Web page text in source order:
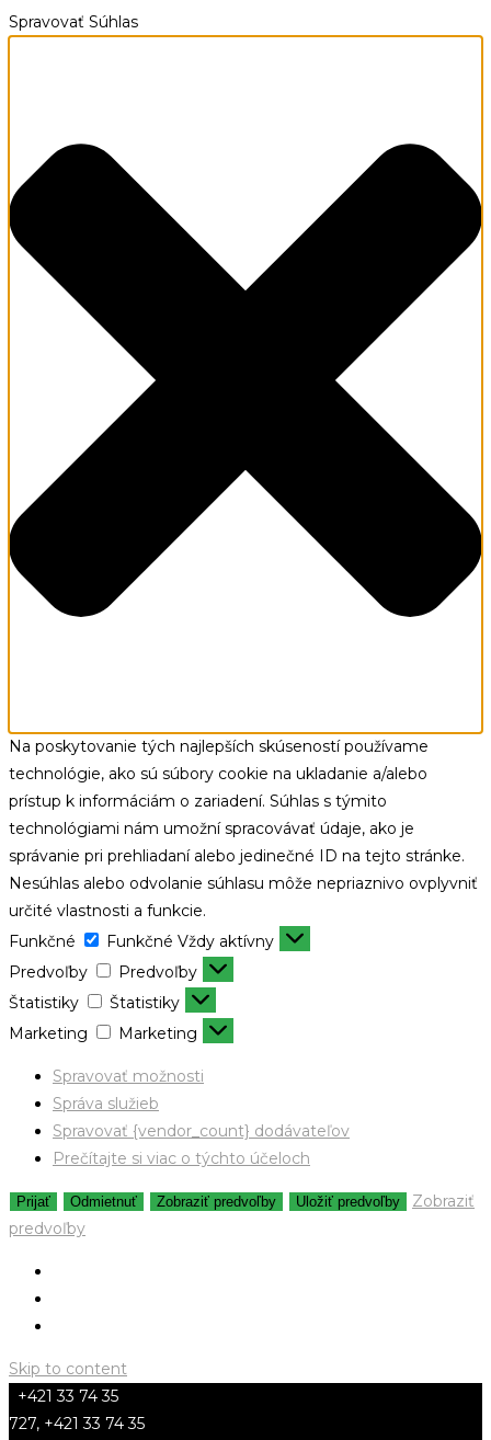
Spravovať Súhlas
Na poskytovanie tých najlepších skúseností používame
technológie, ako sú súbory cookie na ukladanie a/alebo
prístup k informáciám o zariadení. Súhlas s týmito
technológiami nám umožní spracovávať údaje, ako je
správanie pri prehliadaní alebo jedinečné ID na tejto stránke.
Nesúhlas alebo odvolanie súhlasu môže nepriaznivo ovplyvniť
určité vlastnosti a funkcie.
Funkčné
Funkčné Vždy aktívny
Predvoľby
Predvoľby
Štatistiky
Štatistiky
Marketing
Marketing
Spravovať možnosti
Správa služieb
Spravovať {vendor_count} dodávateľov
Prečítajte si viac o týchto účeloch
Prijať Odmietnuť Zobraziť predvoľby Uložiť predvoľby
Zobraziť
predvoľby
Skip to content
+421 33 74 35
727, +421 33 74 35